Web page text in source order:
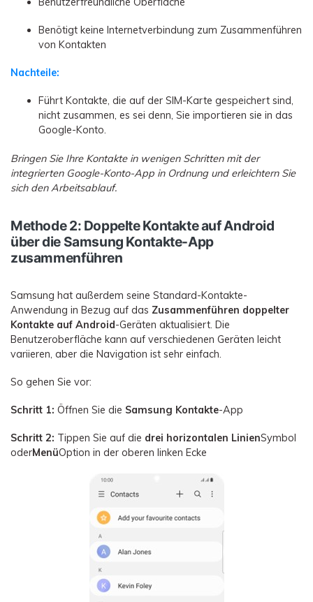
Benötigt keine Internetverbindung zum Zusammenführen
von Kontakten
Nachteile:
Führt Kontakte, die auf der SIM-Karte gespeichert sind,
nicht zusammen, es sei denn, Sie importieren sie in das
Google-Konto.
Bringen Sie Ihre Kontakte in wenigen Schritten mit der
integrierten Google-Konto-App in Ordnung und erleichtern Sie
sich den Arbeitsablauf.
Methode 2: Doppelte Kontakte auf Android
über die Samsung Kontakte-App
zusammenführen
Samsung hat außerdem seine Standard-Kontakte-
Anwendung in Bezug auf das Zusammenführen doppelter
Kontakte auf Android-Geräten aktualisiert. Die
Benutzeroberfläche kann auf verschiedenen Geräten leicht
variieren, aber die Navigation ist sehr einfach.
So gehen Sie vor:
Schritt 1: Öffnen Sie die Samsung Kontakte-App
Schritt 2: Tippen Sie auf die drei horizontalen LinienSymbol
oderMenüOption in der oberen linken Ecke